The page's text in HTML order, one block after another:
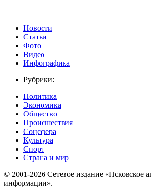
Новости
Статьи
Фото
Видео
Инфографика
Рубрики:
Политика
Экономика
Общество
Происшествия
Соцсфера
Культура
Спорт
Страна и мир
© 2001-2026 Сетевое издание «Псковское
информации».